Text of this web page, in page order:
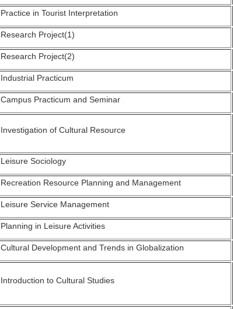
Practice in Tourist Interpretation
Research Project(1)
Research Project(2)
Industrial Practicum
Campus Practicum and Seminar
Investigation of Cultural Resource
Leisure Sociology
Recreation Resource Planning and Management
Leisure Service Management
Planning in Leisure Activities
Cultural Development and Trends in Globalization
Introduction to Cultural Studies